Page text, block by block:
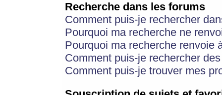
Recherche dans les forums
Comment puis-je rechercher
Pourquoi ma recherche ne
Pourquoi ma recherche renvoie
Comment puis-je rechercher
Comment puis-je trouver mes